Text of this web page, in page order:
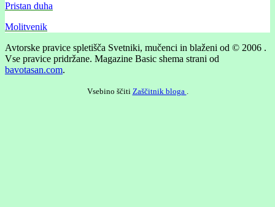
Pristan duha
Molitvenik
Avtorske pravice spletišča Svetniki, mučenci in blaženi od © 2006 .
Vse pravice pridržane. Magazine Basic shema strani od
bavotasan.com.
Vsebino ščiti Zaščitnik bloga .